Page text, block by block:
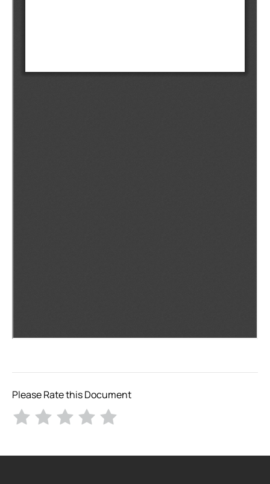
Please Rate this Document